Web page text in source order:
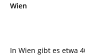
Wien
In Wien gibt es etwa